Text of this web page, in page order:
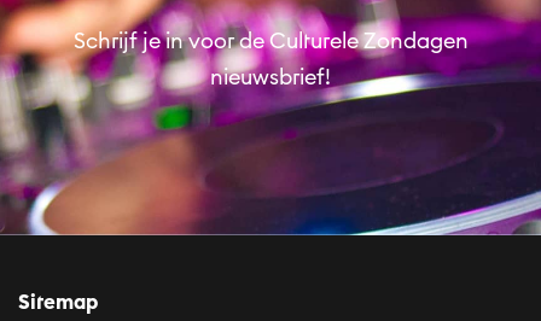
Schrijf je in voor de Culturele Zondagen
nieuwsbrief!
Sitemap